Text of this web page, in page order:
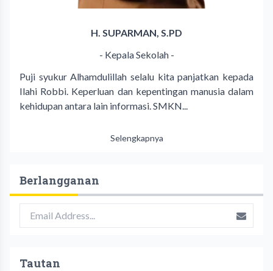
H. SUPARMAN, S.PD
- Kepala Sekolah -
Puji syukur Alhamdulillah selalu kita panjatkan kepada
Ilahi Robbi. Keperluan dan kepentingan manusia dalam
kehidupan antara lain informasi. SMKN...
Selengkapnya
Berlangganan
Tautan